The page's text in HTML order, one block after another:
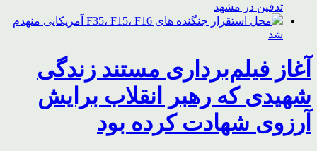
تدفین در مشهد
محل استقرار جنگنده های F35، F15، F16 آمریکایی منهدم
شد
آغاز فیلم‌برداری مستند زندگی
شهیدی که رهبر انقلاب برایش
آرزوی شهادت کرده بود